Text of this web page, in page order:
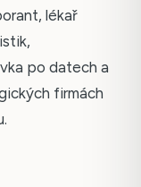
lékař
po datech a
firmách